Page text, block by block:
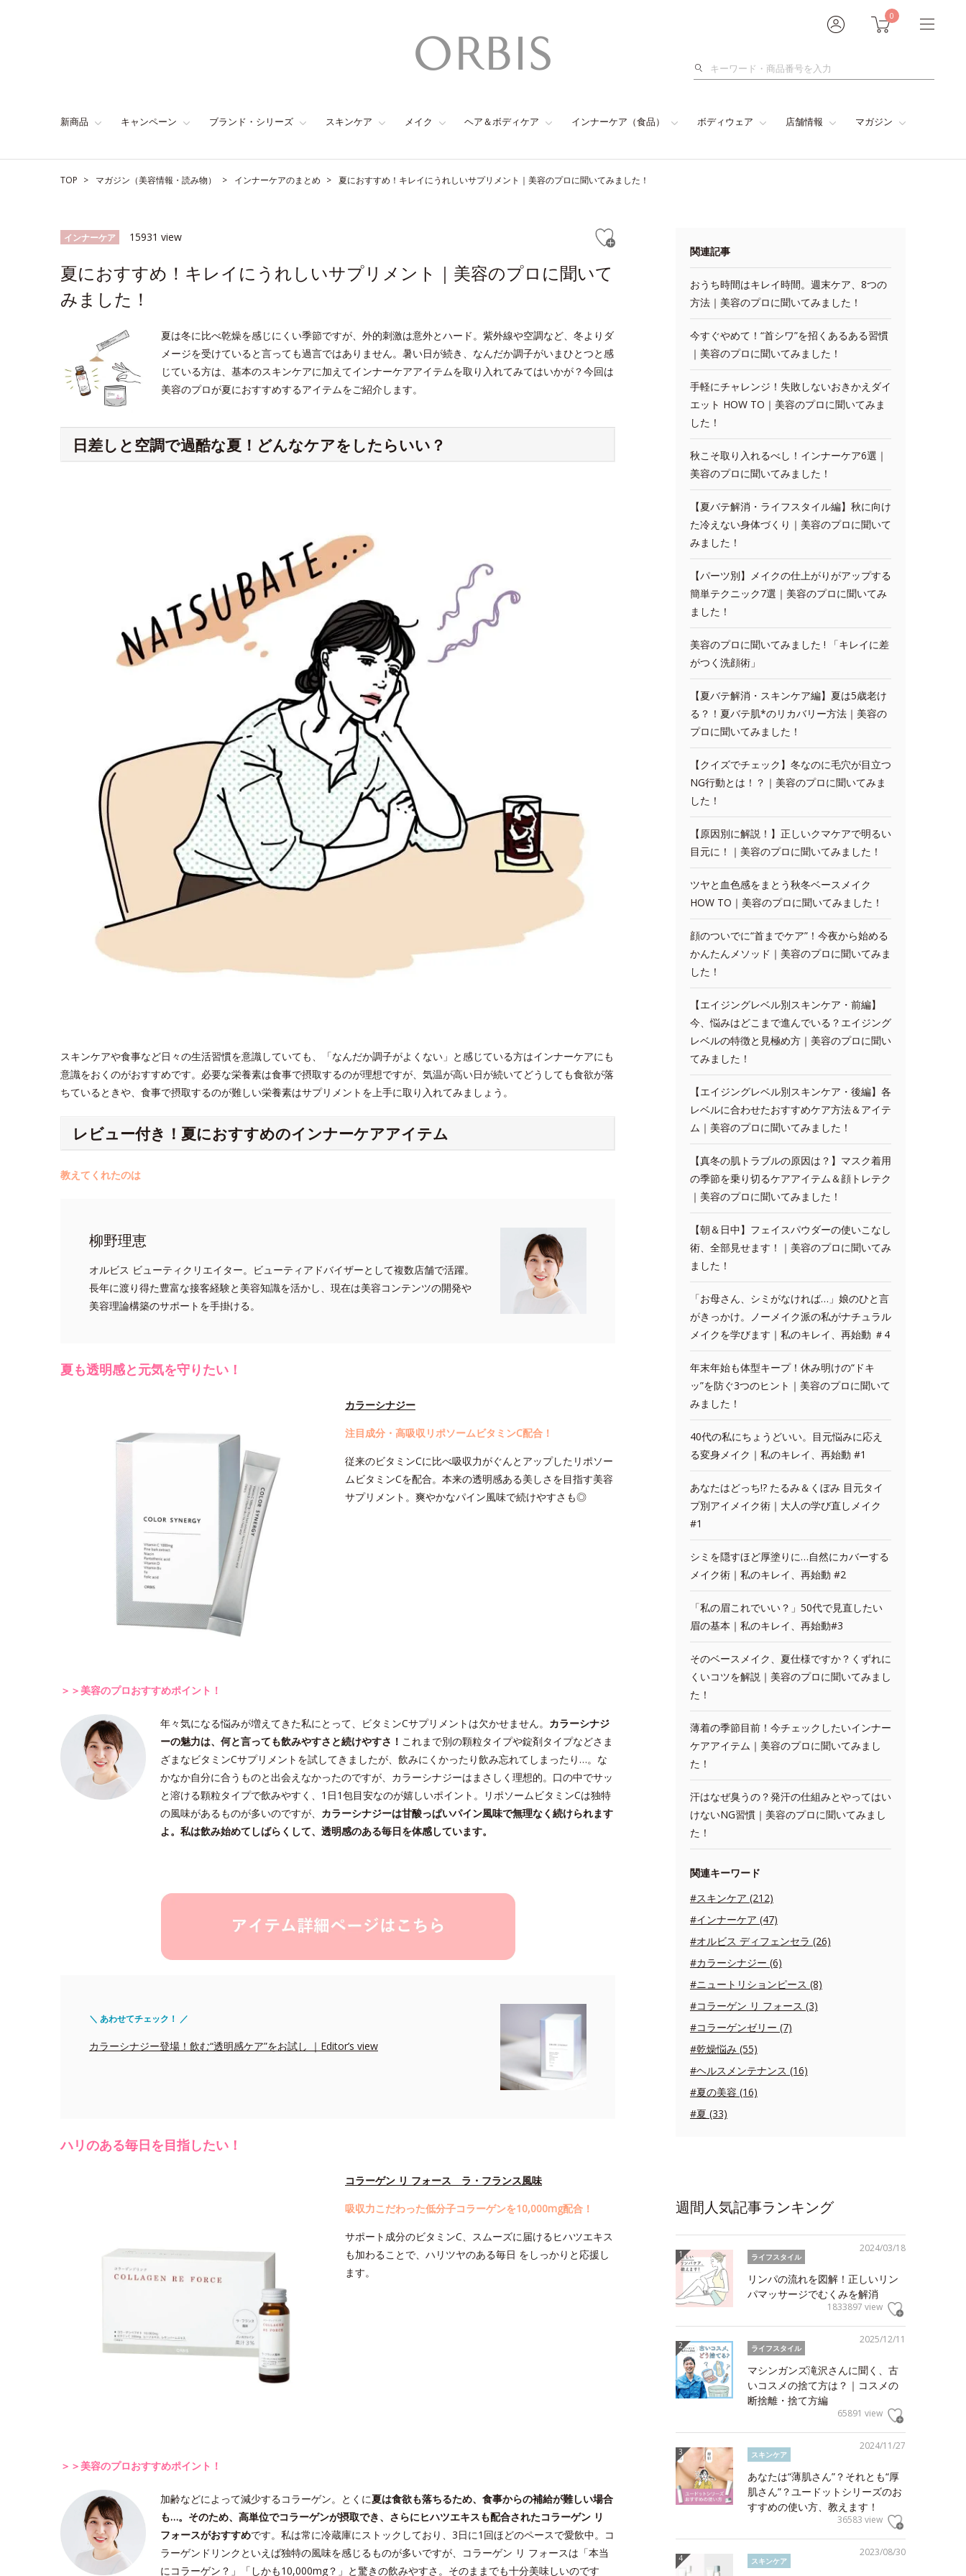
0
検
新商品 キャンペーン ブランド・シリーズ スキンケア メイク ヘア＆ボディケア インナーケア（食品） ボディウェア 店舗情報 マガジン
TOP マガジン（美容情報・読み物） インナーケアのまとめ 夏におすすめ！キレイにうれしいサプリメント｜美容のプロに聞いてみました！
インナーケア 15931 view
夏におすすめ！キレイにうれしいサプリメント｜美容のプロに聞いて
みました！
夏は冬に比べ乾燥を感じにくい季節ですが、外的刺激は意外とハード。紫外線や空調など、冬よりダ
メージを受けていると言っても過言ではありません。暑い日が続き、なんだか調子がいまひとつと感
じている方は、基本のスキンケアに加えてインナーケアアイテムを取り入れてみてはいかが？今回は
美容のプロが夏におすすめするアイテムをご紹介します。
日差しと空調で過酷な夏！どんなケアをしたらいい？
スキンケアや食事など日々の生活習慣を意識していても、「なんだか調子がよくない」と感じている方はインナーケアにも
意識をおくのがおすすめです。必要な栄養素は食事で摂取するのが理想ですが、気温が高い日が続いてどうしても食欲が落
ちているときや、食事で摂取するのが難しい栄養素はサプリメントを上手に取り入れてみましょう。
レビュー付き！夏におすすめのインナーケアアイテム
教えてくれたのは
柳野理恵
オルビス ビューティクリエイター。ビューティアドバイザーとして複数店舗で活躍。
長年に渡り得た豊富な接客経験と美容知識を活かし、現在は美容コンテンツの開発や
美容理論構築のサポートを手掛ける。
夏も透明感と元気を守りたい！
カラーシナジー
注目成分・高吸収リポソームビタミンC配合！
従来のビタミンCに比べ吸収力がぐんとアップしたリポソー
ムビタミンCを配合。本来の透明感ある美しさを目指す美容
サプリメント。爽やかなパイン風味で続けやすさも◎
＞＞美容のプロおすすめポイント！
年々気になる悩みが増えてきた私にとって、ビタミンCサプリメントは欠かせません。 カラーシナジ
ーの魅力は、何と言っても飲みやすさと続けやすさ！ これまで別の顆粒タイプや錠剤タイプなどさま
ざまなビタミンCサプリメントを試してきましたが、飲みにくかったり飲み忘れてしまったり…。な
かなか自分に合うものと出会えなかったのですが、カラーシナジーはまさしく理想的。口の中でサッ
と溶ける顆粒タイプで飲みやすく、1日1包目安なのが嬉しいポイント。リポソームビタミンCは独特
の風味があるものが多いのですが、 カラーシナジーは甘酸っぱいパイン風味で無理なく続けられます
よ。私は飲み始めてしばらくして、透明感のある毎日を体感しています。
＼ あわせてチェック！ ／
カラーシナジー登場！飲む“透明感ケア”をお試し ｜Editor’s view
ハリのある毎日を目指したい！
コラーゲン リ フォース ラ・フランス風味
吸収力こだわった低分子コラーゲンを10,000mg配合！
サポート成分のビタミンC、スムーズに届けるヒハツエキス
も加わることで、ハリツヤのある毎日 をしっかりと応援し
ます。
＞＞美容のプロおすすめポイント！
加齢などによって減少するコラーゲン。とくに夏は食欲も落ちるため、食事からの補給が難しい場合
も…。そのため、高単位でコラーゲンが摂取でき、さらにヒハツエキスも配合されたコラーゲン リ
フォースがおすすめです。私は常に冷蔵庫にストックしており、3日に1回ほどのペースで愛飲中。コ
ラーゲンドリンクといえば独特の風味を感じるものが多いですが、コラーゲン リ フォースは「本当
にコラーゲン？」「しかも10,000mg？」と驚きの飲みやすさ。そのままでも十分美味しいのです
関連記事
おうち時間はキレイ時間。週末ケア、8つの
方法｜美容のプロに聞いてみました！
今すぐやめて！“首シワ”を招くあるある習慣
｜美容のプロに聞いてみました！
手軽にチャレンジ！失敗しないおきかえダイ
エット HOW TO｜美容のプロに聞いてみま
した！
秋こそ取り入れるべし！インナーケア6選｜
美容のプロに聞いてみました！
【夏バテ解消・ライフスタイル編】秋に向け
た冷えない身体づくり｜美容のプロに聞いて
みました！
【パーツ別】メイクの仕上がりがアップする
簡単テクニック7選｜美容のプロに聞いてみ
ました！
美容のプロに聞いてみました ! 「キレイに差
がつく洗顔術」
【夏バテ解消・スキンケア編】夏は5歳老け
る？！夏バテ肌*のリカバリー方法｜美容の
プロに聞いてみました！
【クイズでチェック】冬なのに毛穴が目立つ
NG行動とは！？｜美容のプロに聞いてみま
した！
【原因別に解説！】正しいクマケアで明るい
目元に！｜美容のプロに聞いてみました！
ツヤと血色感をまとう秋冬ベースメイク
HOW TO｜美容のプロに聞いてみました！
顔のついでに“首までケア”！今夜から始める
かんたんメソッド｜美容のプロに聞いてみま
した！
【エイジングレベル別スキンケア・前編】
今、悩みはどこまで進んでいる？エイジング
レベルの特徴と見極め方｜美容のプロに聞い
てみました！
【エイジングレベル別スキンケア・後編】各
レベルに合わせたおすすめケア方法＆アイテ
ム｜美容のプロに聞いてみました！
【真冬の肌トラブルの原因は？】マスク着用
の季節を乗り切るケアアイテム＆顔トレテク
｜美容のプロに聞いてみました！
【朝＆日中】フェイスパウダーの使いこなし
術、全部見せます！｜美容のプロに聞いてみ
ました！
「お母さん、シミがなければ…」娘のひと言
がきっかけ。ノーメイク派の私がナチュラル
メイクを学びます｜私のキレイ、再始動 ＃4
年末年始も体型キープ！休み明けの“ドキ
ッ”を防ぐ3つのヒント｜美容のプロに聞いて
みました！
40代の私にちょうどいい。目元悩みに応え
る変身メイク｜私のキレイ、再始動 #1
あなたはどっち!? たるみ＆くぼみ 目元タイ
プ別アイメイク術｜大人の学び直しメイク
#1
シミを隠すほど厚塗りに…自然にカバーする
メイク術｜私のキレイ、再始動 #2
「私の眉これでいい？」50代で見直したい
眉の基本｜私のキレイ、再始動#3
そのベースメイク、夏仕様ですか？くずれに
くいコツを解説｜美容のプロに聞いてみまし
た！
薄着の季節目前！今チェックしたいインナー
ケアアイテム｜美容のプロに聞いてみまし
た！
汗はなぜ臭うの？発汗の仕組みとやってはい
けないNG習慣｜美容のプロに聞いてみまし
た！
関連キーワード
#スキンケア (212)
#インナーケア (47)
#オルビス ディフェンセラ (26)
#カラーシナジー (6)
#ニュートリションピース (8)
#コラーゲン リ フォース (3)
#コラーゲンゼリー (7)
#乾燥悩み (55)
#ヘルスメンテナンス (16)
#夏の美容 (16)
#夏 (33)
週間人気記事ランキング
2024/03/18
ライフスタイル
リンパの流れを図解！正しいリン
パマッサージでむくみを解消
1833897 view
2025/12/11
ライフスタイル
マシンガンズ滝沢さんに聞く、古
いコスメの捨て方は？｜コスメの
断捨離・捨て方編
65891 view
2024/11/27
スキンケア
あなたは“薄肌さん”？それとも“厚
肌さん”？ユードットシリーズのお
すすめの使い方、教えます！
36583 view
2023/08/30
スキンケア